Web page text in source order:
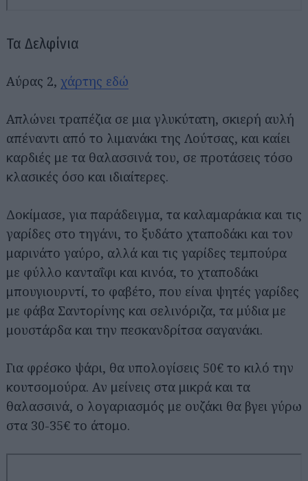
Τα Δελφίνια
Αύρας 2, χάρτης εδώ
Απλώνει τραπέζια σε μια γλυκύτατη, σκιερή αυλή
απέναντι από το λιμανάκι της Λούτσας, και καίει
καρδιές με τα θαλασσινά του, σε προτάσεις τόσο
κλασικές όσο και ιδιαίτερες.
Δοκίμασε, για παράδειγμα, τα καλαμαράκια και τις
γαρίδες στο τηγάνι, το ξυδάτο χταποδάκι και τον
μαρινάτο γαύρο, αλλά και τις γαρίδες τεμπούρα
με φύλλο κανταΐφι και κινόα, το χταποδάκι
μπουγιουρντί, το φαβέτο, που είναι ψητές γαρίδες
με φάβα Σαντορίνης και σελινόριζα, τα μύδια με
μουστάρδα και την πεσκανδρίτσα σαγανάκι.
Για φρέσκο ψάρι, θα υπολογίσεις 50€ το κιλό την
κουτσομούρα. Αν μείνεις στα μικρά και τα
θαλασσινά, ο λογαριασμός με ουζάκι θα βγει γύρω
στα 30-35€ το άτομο.